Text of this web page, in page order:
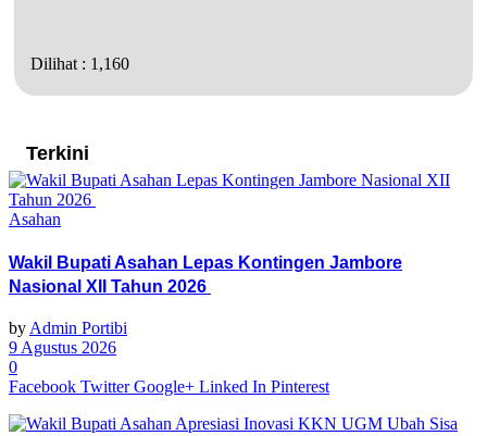
Dilihat : 1,160
Terkini
Asahan
Wakil Bupati Asahan Lepas Kontingen Jambore
Nasional XII Tahun 2026
by Admin Portibi
9 Agustus 2026
0
Facebook Twitter Google+ Linked In Pinterest